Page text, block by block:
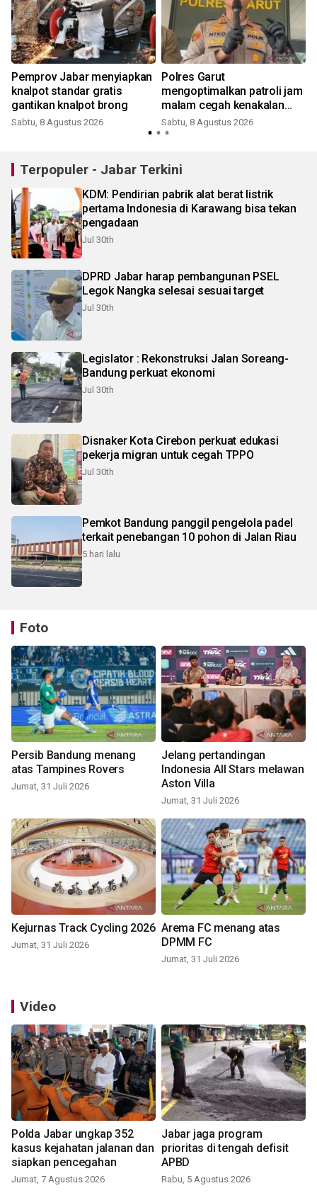
Pemprov Jabar menyiapkan
knalpot standar gratis
gantikan knalpot brong
Sabtu, 8 Agustus 2026
Polres Garut
mengoptimalkan patroli jam
malam cegah kenakalan
pelajar
Sabtu, 8 Agustus 2026
Terpopuler - Jabar Terkini
KDM: Pendirian pabrik alat berat listrik
pertama Indonesia di Karawang bisa tekan
pengadaan
Jul 30th
DPRD Jabar harap pembangunan PSEL
Legok Nangka selesai sesuai target
Jul 30th
Legislator : Rekonstruksi Jalan Soreang-
Bandung perkuat ekonomi
Jul 30th
Disnaker Kota Cirebon perkuat edukasi
pekerja migran untuk cegah TPPO
Jul 30th
Pemkot Bandung panggil pengelola padel
terkait penebangan 10 pohon di Jalan Riau
5 hari lalu
Foto
Persib Bandung menang
atas Tampines Rovers
Jumat, 31 Juli 2026
Jelang pertandingan
Indonesia All Stars melawan
Aston Villa
Jumat, 31 Juli 2026
Kejurnas Track Cycling 2026
Jumat, 31 Juli 2026
Arema FC menang atas
DPMM FC
Jumat, 31 Juli 2026
Video
Polda Jabar ungkap 352
kasus kejahatan jalanan dan
siapkan pencegahan
Jumat, 7 Agustus 2026
Jabar jaga program
prioritas di tengah defisit
APBD
Rabu, 5 Agustus 2026